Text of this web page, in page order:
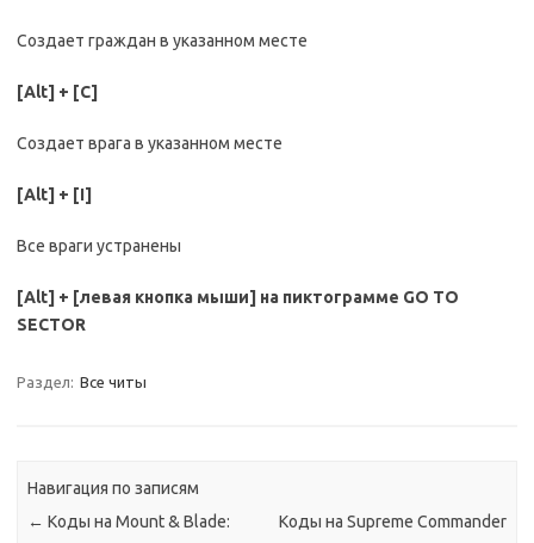
Создает граждан в указанном месте
[Alt] + [C]
Создает врага в указанном месте
[Alt] + [I]
Все враги устранены
[Alt] + [левая кнопка мыши] на пиктограмме GO TO
SECTOR
Раздел: Все читы
Навигация по записям
← Коды на Mount & Blade:
Коды на Supreme Commander